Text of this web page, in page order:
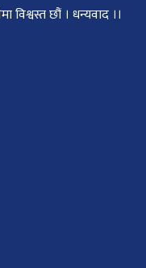
छौं । धन्यवाद ।।